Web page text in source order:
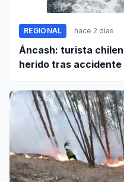
REGIONAL hace 2 días
Áncash: turista
herido tras accidente